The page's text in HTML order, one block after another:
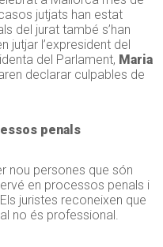
jutjats han estat
del jurat també s’han
l’expresident del
del Parlament, Maria
declarar culpables de
penals
nou persones que són
en processos penals i
juristes reconeixen que
no és professional.